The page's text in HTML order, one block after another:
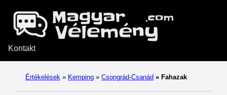
Kontakt
Értékelések » Kemping » Csongrád-Csanád » Fahazak